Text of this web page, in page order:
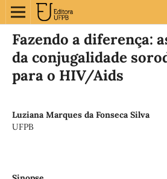
Fazendo a diferença:
da conjugalidade
para o HIV/Aids
Luziana Marques da Fonseca Silva
UFPB